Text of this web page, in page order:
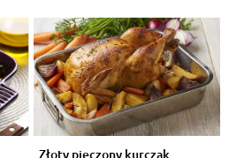
Złoty pieczony kurczak